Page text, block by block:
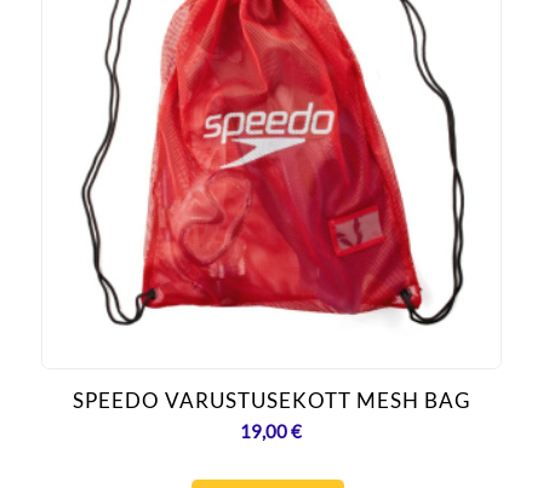
SPEEDO VARUSTUSEKOTT MESH BAG
19,00€